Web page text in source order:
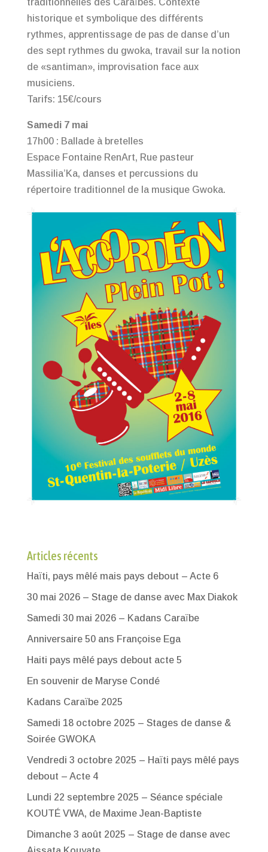
traditionnelles des Caraïbes. Contexte
historique et symbolique des différents
rythmes, apprentissage de pas de danse d’un
des sept rythmes du gwoka, travail sur la notion
de «santiman», improvisation face aux
musiciens.
Tarifs: 15€/cours
Samedi 7 mai
17h00 : Ballade à bretelles
Espace Fontaine RenArt, Rue pasteur
Massilia’Ka, danses et percussions du
répertoire traditionnel de la musique Gwoka.
Articles récents
Haïti, pays mêlé mais pays debout – Acte 6
30 mai 2026 – Stage de danse avec Max Diakok
Samedi 30 mai 2026 – Kadans Caraïbe
Anniversaire 50 ans Françoise Ega
Haiti pays mêlé pays debout acte 5
En souvenir de Maryse Condé
Kadans Caraïbe 2025
Samedi 18 octobre 2025 – Stages de danse &
Soirée GWOKA
Vendredi 3 octobre 2025 – Haïti pays mêlé pays
debout – Acte 4
Lundi 22 septembre 2025 – Séance spéciale
KOUTÉ VWA, de Maxime Jean-Baptiste
Dimanche 3 août 2025 – Stage de danse avec